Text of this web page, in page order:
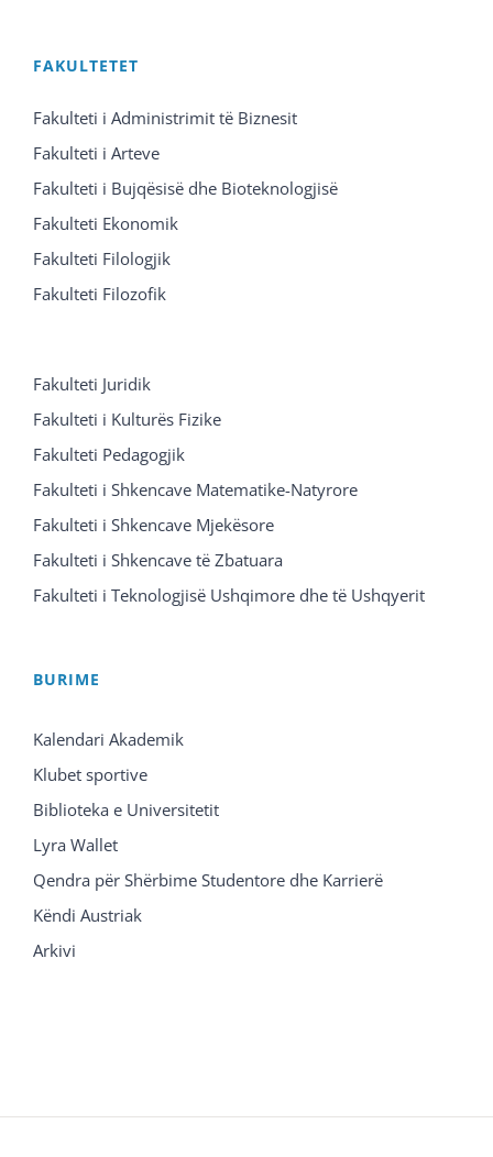
FAKULTETET
Fakulteti i Administrimit të Biznesit
Fakulteti i Arteve
Fakulteti i Bujqësisë dhe Bioteknologjisë
Fakulteti Ekonomik
Fakulteti Filologjik
Fakulteti Filozofik
Fakulteti Juridik
Fakulteti i Kulturës Fizike
Fakulteti Pedagogjik
Fakulteti i Shkencave Matematike-Natyrore
Fakulteti i Shkencave Mjekësore
Fakulteti i Shkencave të Zbatuara
Fakulteti i Teknologjisë Ushqimore dhe të Ushqyerit
BURIME
Kalendari Akademik
Klubet sportive
Biblioteka e Universitetit
Lyra Wallet
Qendra për Shërbime Studentore dhe Karrierë
Këndi Austriak
Arkivi